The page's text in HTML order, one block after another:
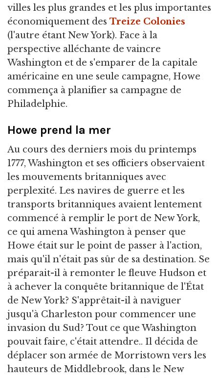
villes les plus grandes et les plus importantes
économiquement des Treize Colonies
(l'autre étant New York). Face à la
perspective alléchante de vaincre
Washington et de s'emparer de la capitale
américaine en une seule campagne, Howe
commença à planifier sa campagne de
Philadelphie.
Howe prend la mer
Au cours des derniers mois du printemps
1777, Washington et ses officiers observaient
les mouvements britanniques avec
perplexité. Les navires de guerre et les
transports britanniques avaient lentement
commencé à remplir le port de New York,
ce qui amena Washington à penser que
Howe était sur le point de passer à l'action,
mais qu'il n'était pas sûr de sa destination. Se
préparait-il à remonter le fleuve Hudson et
à achever la conquête britannique de l'État
de New York? S'apprêtait-il à naviguer
jusqu'à Charleston pour commencer une
invasion du Sud? Tout ce que Washington
pouvait faire, c'était attendre.. Il décida de
déplacer son armée de Morristown vers les
hauteurs de Middlebrook, dans le New